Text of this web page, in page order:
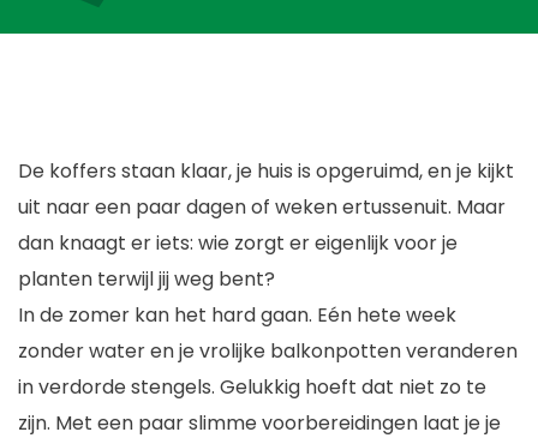
De koffers staan klaar, je huis is opgeruimd, en je kijkt
uit naar een paar dagen of weken ertussenuit. Maar
dan knaagt er iets: wie zorgt er eigenlijk voor je
planten terwijl jij weg bent?
In de zomer kan het hard gaan. Eén hete week
zonder water en je vrolijke balkonpotten veranderen
in verdorde stengels. Gelukkig hoeft dat niet zo te
zijn. Met een paar slimme voorbereidingen laat je je